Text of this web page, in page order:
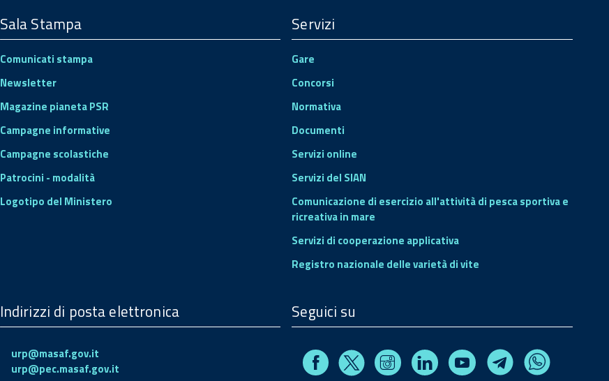
Sala Stampa
Comunicati stampa
Newsletter
Magazine pianeta PSR
Campagne informative
Campagne scolastiche
Patrocini - modalità
Logotipo del Ministero
Servizi
Gare
Concorsi
Normativa
Documenti
Servizi online
Servizi del SIAN
Comunicazione di esercizio all'attività di pesca sportiva e
ricreativa in mare
Servizi di cooperazione applicativa
Registro nazionale delle varietà di vite
Indirizzi di posta elettronica
urp@masaf.gov.it
urp@pec.masaf.gov.it
Seguici su
Facebook
X InstagramLinkedinYoutube TelegramWhatsapp